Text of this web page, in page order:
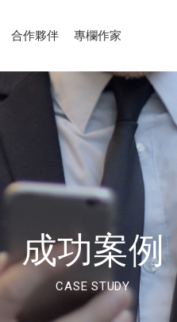
合作夥伴 專欄作家
成功案例
CASE STUDY